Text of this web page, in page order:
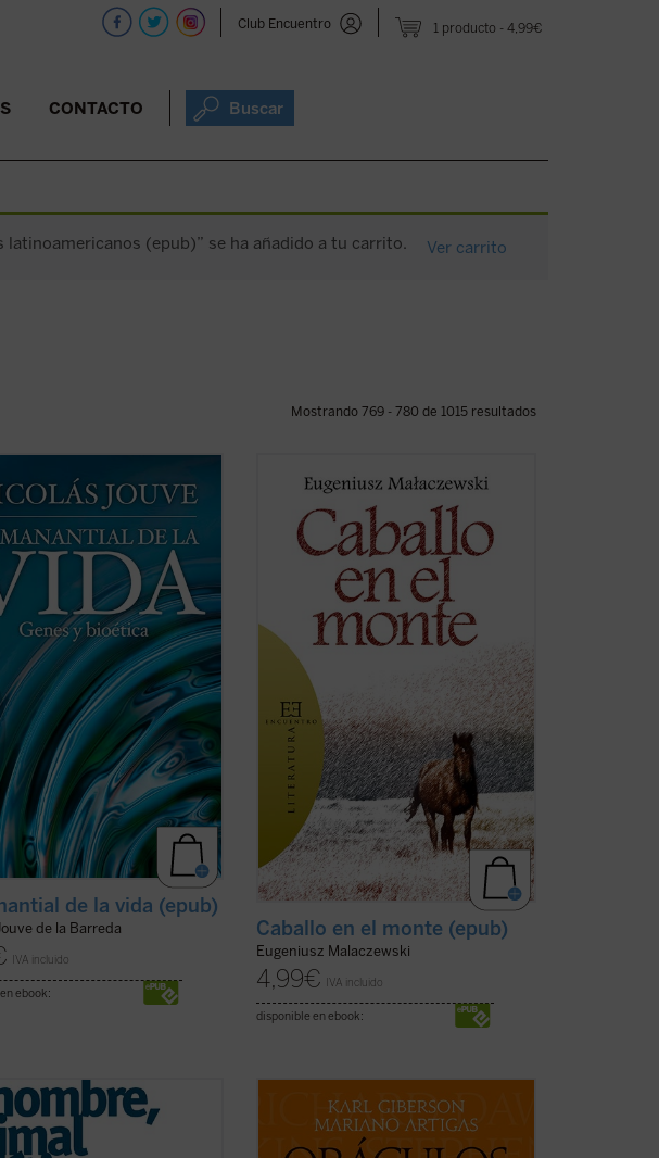
1 producto 4,99€
Club Encuentro
CONTACTO Buscar
latinoamericanos (epub)” se ha añadido a tu carrito. Ver carrito
Mostrando 769 - 780 de 1015 resultados
tenemos del ser humano
biológico? ¿Cómo pudo la
partir de unas bestias instintivas
¿Por qué le atribuimos al ser
el mayor valor y dignidad entre
ficha)
de la vida (epub)
de la Barreda
IVA incluido
ebook:
¿Cuánto dolor puede soportar un
hombre? El protagonista de esta
historia, como si fuera un nuevo santo
Job, se hunde en las profundidades más
insondables del sufrimiento humano. La
guerra es la pena con que la humanidad
sufriente se castiga a sí ...(ver ficha)
Caballo en el monte (epub)
Eugeniusz Malaczewski
4,99€ IVA incluido
disponible en ebook:
reduccionista al que se ha
la política, convertida en
relación de poder, se ha
La ciencia forma parte de nuestra
compresión contemporánea del mundo y
de nuestra esperanza en el futuro. Para